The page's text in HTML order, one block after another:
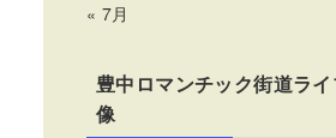
« 7月
豊中ロマンチック街道ラ
像